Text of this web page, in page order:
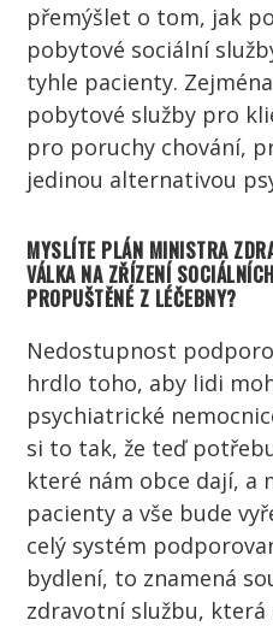
přemýšlet o tom, jak
pobytové sociální
tyhle pacienty.
pobytové služby pro
pro poruchy chování,
jedinou alternativou
MYSLÍTE PLÁN MINISTRA
VÁLKANA ZŘÍZENÍ
PROPUŠTĚNÉ Z LÉČEBNY?
Nedostupnost
hrdlo toho, aby lidi
psychiatrické
si to tak, že teď
které nám obce dají, a
pacienty a vše bude
celý systém
bydlení, to znamená
zdravotní službu, která